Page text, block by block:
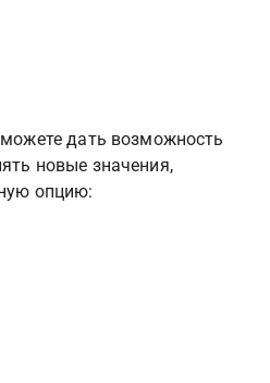
дать возможность
новые значения,
опцию: